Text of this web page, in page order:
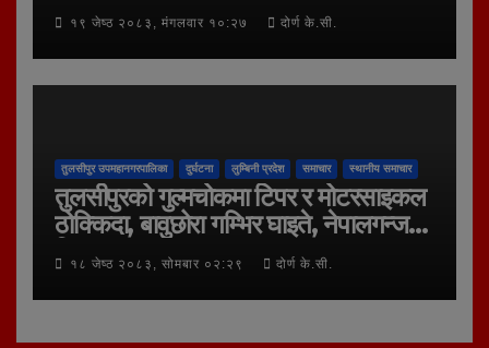
१९ जेष्ठ २०८३, मंगलवार १०:२७ दोर्ण के.सी.
तुलसीपुर उपमहानगरपालिका दुर्घटना लुम्बिनी प्रदेश समाचार स्थानीय समाचार
तुलसीपुरको गुल्मचोकमा टिपर र मोटरसाइकल
ठोक्किदा, बावुछोरा गम्भिर घाइते, नेपालगन्ज
रिफर
१८ जेष्ठ २०८३, सोमबार ०२:२९ दोर्ण के.सी.